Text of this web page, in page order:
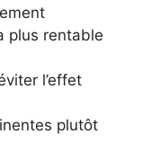
plus rentable
l’effet
plutôt